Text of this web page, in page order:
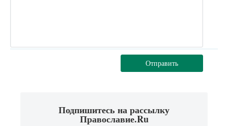
Отправить
Подпишитесь на рассылку
Православие.Ru